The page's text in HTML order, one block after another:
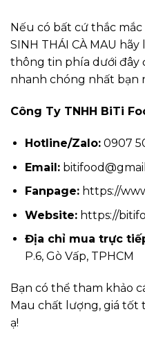
Nếu có bất cứ thắc mắc
SINH THÁI CÀ MAU
thông tin phía dưới đây
nhanh chóng nhất bạn
Công Ty TNHH BiTi
Hotline/Zalo:0907
Email:
Fanpage:https://
Website:https://
Địa chỉ mua trực
P.6, Gò Vấp, TPHCM
Bạn có thể tham khảo
Mau chất lượng, giá tốt
ạ!